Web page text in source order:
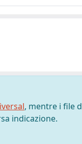
, mentre i file
indicazione.